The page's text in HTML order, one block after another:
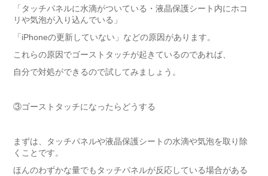
「タッチパネルに水滴がついている・液晶保護シート内にホコ
リや気泡が入り込んでいる」
「iPhoneの更新していない」などの原因があります。
これらの原因でゴーストタッチが起きているのであれば、
自分で対処ができるので試してみましょう。
③ゴーストタッチになったらどうする
まずは、タッチパネルや液晶保護シートの水滴や気泡を取り除
くことです。
ほんのわずかな量でもタッチパネルが反応している場合がある